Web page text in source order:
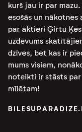
kurš jau ir par
esošās un
par aktieri Ģirtu
uzdevums
dzīves, bet kas ir
mums visiem,
noteikti ir stāsts
mīlētam!